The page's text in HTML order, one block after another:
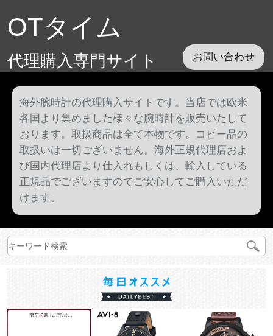
OTタイム
代理購入専門サイト お問い合わせ
海外腕時計の代理購入サイトです。当店では欧米
各国より集めました様々な腕時計を販売いたして
おります。取扱商品は全て本物です。コピー品の
取扱いは一切ございません。海外正規代理店およ
び国内代理店より仕入れもしくは、輸入している
正規品でございますのでご安心してご購入いただ
けます。